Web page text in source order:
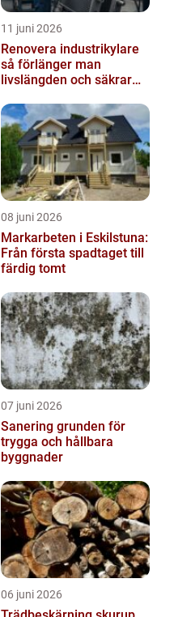
11 juni 2026
Renovera industrikylare
så förlänger man
livslängden och säkrar
08 juni 2026
Markarbeten i Eskilstuna:
Från första spadtaget till
färdig tomt
07 juni 2026
Sanering grunden för
trygga och hållbara
byggnader
06 juni 2026